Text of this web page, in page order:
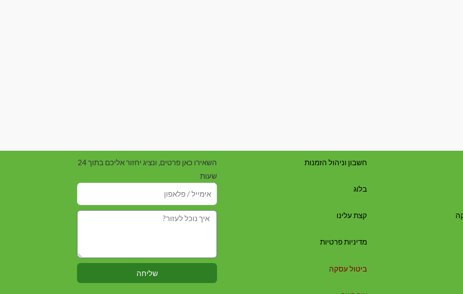
חשבון וניהול הזמנות
בלוג
קצת עלינו
מדיניות פרטיות
ביטול עסקה
השאירו כאן פרטים, ונציג יחזור אליכם בתוך 24
שעות
שליחה